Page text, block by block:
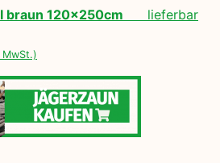
braun 120x250cm lieferbar
MwSt.)